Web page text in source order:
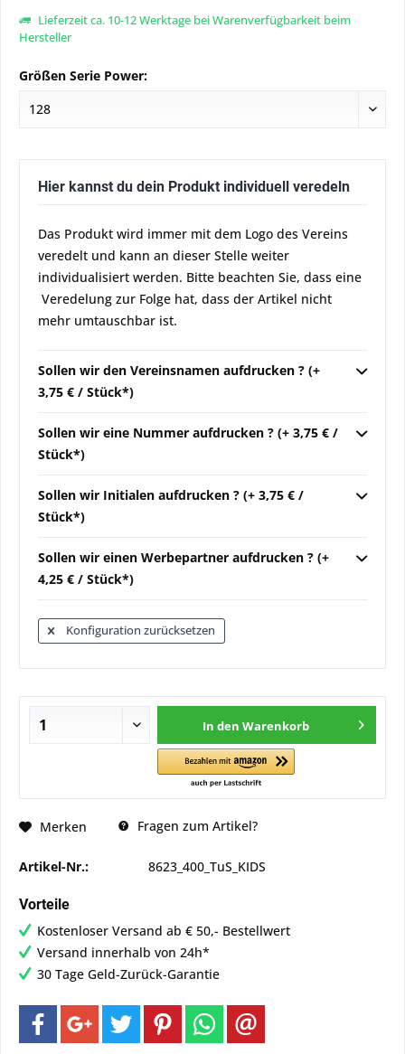
Lieferzeit ca. 10-12 Werktage bei Warenverfügbarkeit beim
Hersteller
Größen Serie Power:
Hier kannst du dein Produkt individuell veredeln
Das Produkt wird immer mit dem Logo des Vereins
veredelt und kann an dieser Stelle weiter
individualisiert werden. Bitte beachten Sie, dass eine
Veredelung zur Folge hat, dass der Artikel nicht
mehr umtauschbar ist.
Sollen wir den Vereinsnamen aufdrucken ? (+
3,75 € / Stück*)
Sollen wir eine Nummer aufdrucken ? (+ 3,75 € /
Stück*)
Sollen wir Initialen aufdrucken ? (+ 3,75 € /
Stück*)
Sollen wir einen Werbepartner aufdrucken ? (+
4,25 € / Stück*)
Konfiguration zurücksetzen
In den Warenkorb
Merken Fragen zum Artikel?
Artikel-Nr.: 8623_400_TuS_KIDS
Vorteile
Kostenloser Versand ab € 50,- Bestellwert
Versand innerhalb von 24h*
30 Tage Geld-Zurück-Garantie